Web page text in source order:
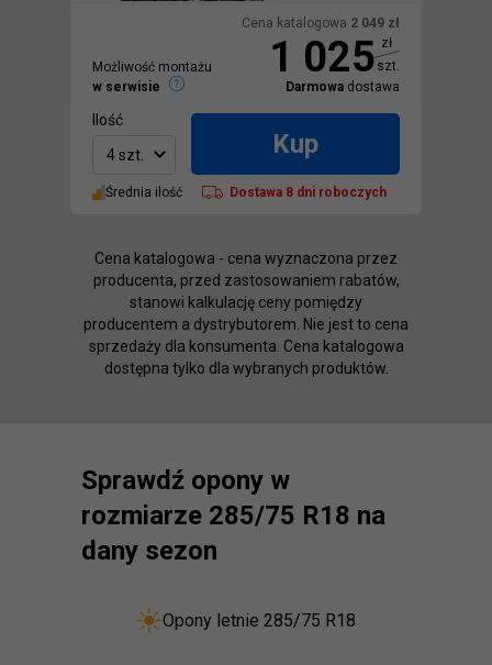
Cena katalogowa 2 049 zł
1 025 zł
szt.
Darmowa dostawa
Możliwość montażu
w serwisie
Ilość
4 szt.
Kup
Średnia ilość Dostawa 8 dni roboczych
Cena katalogowa - cena wyznaczona przez
producenta, przed zastosowaniem rabatów,
stanowi kalkulację ceny pomiędzy
producentem a dystrybutorem. Nie jest to cena
sprzedaży dla konsumenta. Cena katalogowa
dostępna tylko dla wybranych produktów.
Sprawdź opony w
rozmiarze 285/75 R18 na
dany sezon
Opony letnie 285/75 R18